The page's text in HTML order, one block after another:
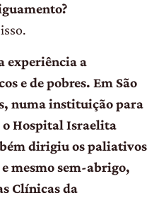
experiência a
e de pobres. Em São
numa instituição para
o Hospital Israelita
dirigiu os paliativos
mesmo sem-abrigo,
Clínicas da